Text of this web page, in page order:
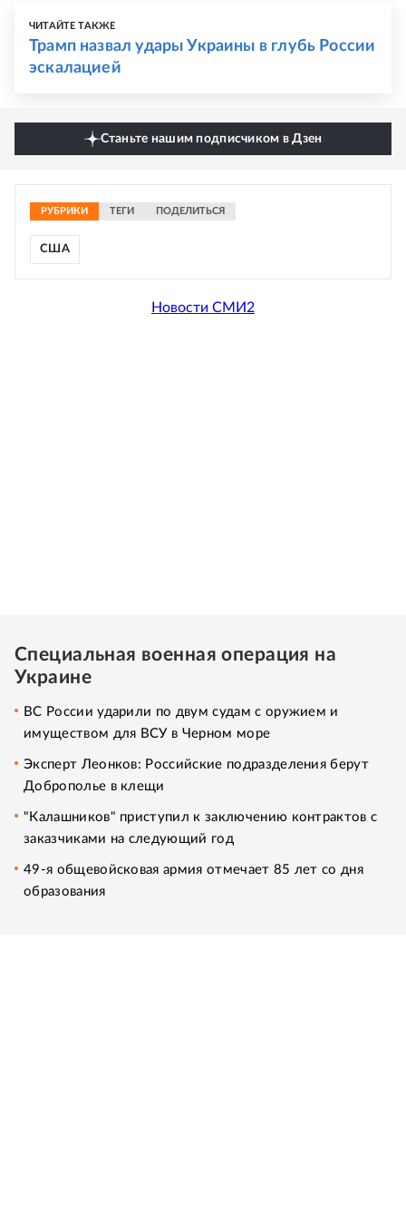
ЧИТАЙТЕ ТАКЖЕ
Трамп назвал удары Украины в глубь России
эскалацией
Станьте нашим подписчиком в Дзен
РУБРИКИ ТЕГИ ПОДЕЛИТЬСЯ
США
Новости СМИ2
Специальная военная операция на
Украине
ВС России ударили по двум судам с оружием и
имуществом для ВСУ в Черном море
Эксперт Леонков: Российские подразделения берут
Доброполье в клещи
"Калашников" приступил к заключению контрактов с
заказчиками на следующий год
49‑я общевойсковая армия отмечает 85 лет со дня
образования